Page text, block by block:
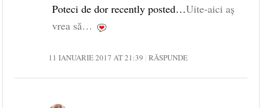
Poteci de dor recently posted…Uite-aici aş
vrea să…
11 IANUARIE 2017 AT 21:39 RĂSPUNDE